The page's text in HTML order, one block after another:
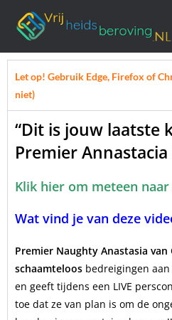
Let op! Gebruik Edge, Firefox of
niet)
“Dit is jouw laatste
Premier Annastacia
Klik hier om meteen
Wat vind je van deze
Premier Naughty Anastasia
schaamteloos bedreigingen
en geeft tijdens een LIVE
toe dat ze van plan is om de